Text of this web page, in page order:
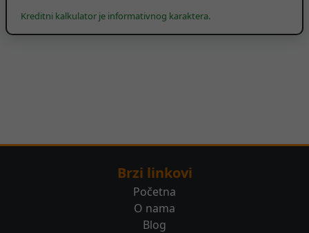
Kreditni kalkulator je informativnog karaktera.
Brzi linkovi
Početna
O nama
Blog